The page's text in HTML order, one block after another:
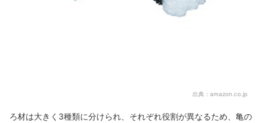
出典： amazon.co.jp
ろ材は大きく3種類に分けられ、それぞれ役割が異なるため、亀の